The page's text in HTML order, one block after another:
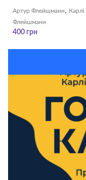
Артур Флейшманн, Карлі
Флейшманн
400 грн